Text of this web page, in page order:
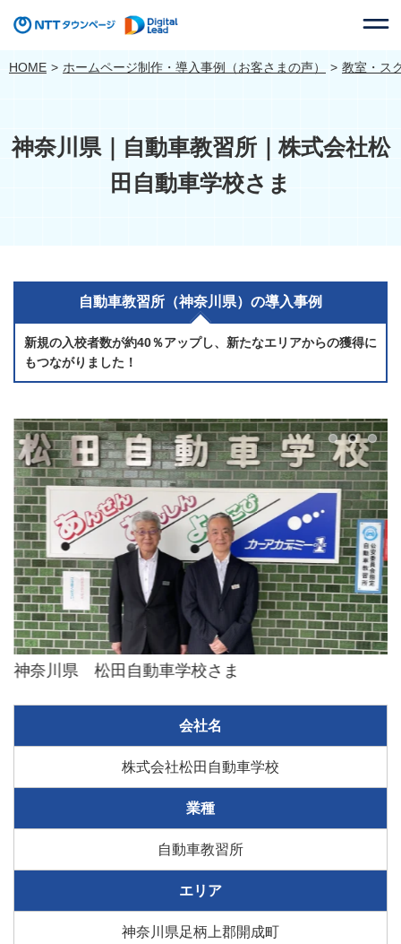
HOME ホームページ制作・導入事例（お客さまの声） 教室・ス
神奈川県｜自動車教習所｜株式会社松
田自動車学校さま
自動車教習所（神奈川県）の導入事例
新規の入校者数が約40％アップし、新たなエリアからの獲得に
もつながりました！
神奈川県 松田自動車学校さま
会社名
株式会社松田自動車学校
業種
自動車教習所
エリア
神奈川県足柄上郡開成町